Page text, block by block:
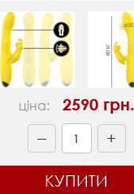
ціна: 2590 грн.
— +
КУПИТИ